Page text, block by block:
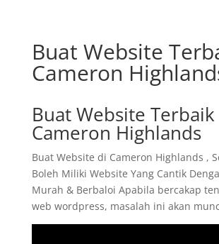
Buat Website
Cameron
Buat Website Terbaik
Cameron Highlands
Buat Website di Cameron Highlands ,
Boleh Miliki Website Yang Cantik
Murah & Berbaloi Apabila bercakap
web wordpress, masalah ini akan